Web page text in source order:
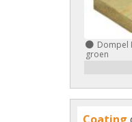
Dompel
groen